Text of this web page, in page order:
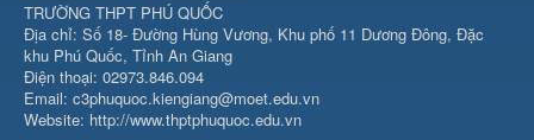
TRƯỜNG THPT PHÚ QUỐC
Địa chỉ: Số 18- Đường Hùng Vương, Khu phố 11 Dương Đông, Đặc
khu Phú Quốc, Tỉnh An Giang
Điện thoại: 02973.846.094
Email: c3phuquoc.kiengiang@moet.edu.vn
Website: http://www.thptphuquoc.edu.vn